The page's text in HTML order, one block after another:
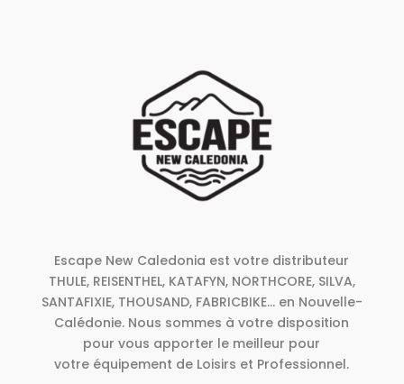
Escape New Caledonia est votre distributeur
THULE, REISENTHEL, KATAFYN, NORTHCORE, SILVA,
SANTAFIXIE, THOUSAND, FABRICBIKE... en Nouvelle-
Calédonie. Nous sommes à votre disposition
pour vous apporter le meilleur pour
votre équipement de Loisirs et Professionnel.